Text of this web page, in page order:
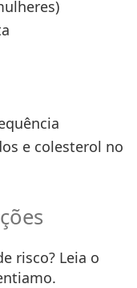
e colesterol no
risco? Leia o